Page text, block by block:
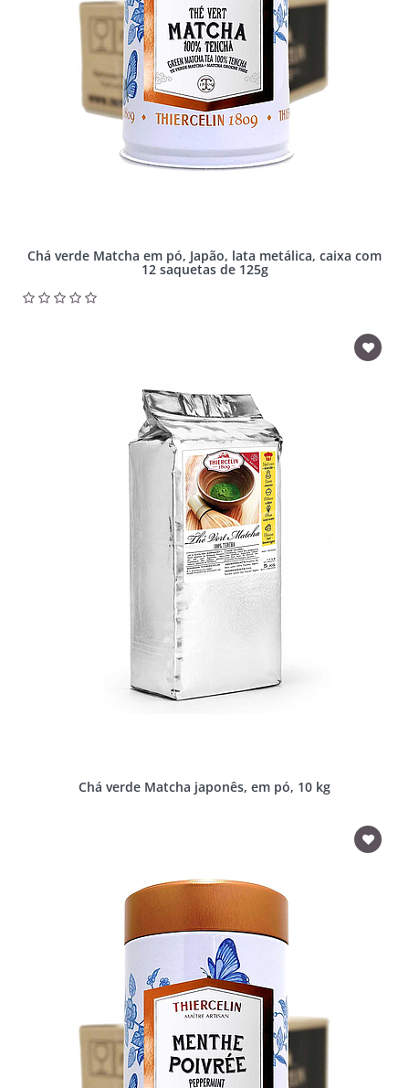
Chá verde Matcha em pó, Japão, lata metálica, caixa com
12 saquetas de 125g
Chá verde Matcha japonês, em pó, 10 kg